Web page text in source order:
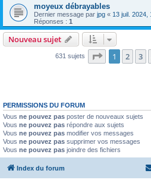
moyeux débrayables
Dernier message par jpg « 13 juil. 2024,
Réponses : 1
Nouveau sujet
631 sujets Page 1sur26
1 2 3
PERMISSIONS DU FORUM
Vous ne pouvez pas poster de nouveaux sujets
Vous ne pouvez pas répondre aux sujets
Vous ne pouvez pas modifier vos messages
Vous ne pouvez pas supprimer vos messages
Vous ne pouvez pas joindre des fichiers
Index du forum